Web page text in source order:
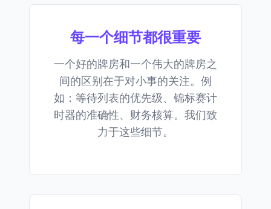
每一个细节都很重要
一个好的牌房和一个伟大的牌房之
间的区别在于对小事的关注。例
如：等待列表的优先级、锦标赛计
时器的准确性、财务核算。我们致
力于这些细节。